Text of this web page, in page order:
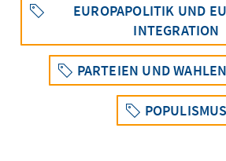
EUROPAPOLITIK UND
INTEGRATION
PARTEIEN UND
POPULISMUS